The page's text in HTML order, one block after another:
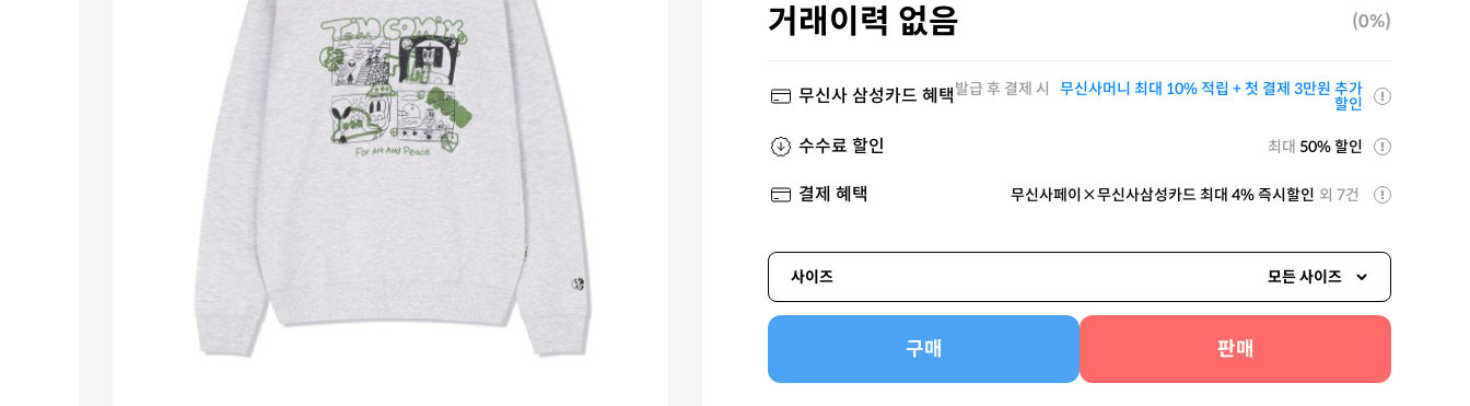
거래이력 없음 (0%)
무신사 삼성카드 혜택발급 후 결제 시 무신사머니 최대 10% 적립 + 첫 결제 3만원 추가
할인
수수료 할인 최대 50% 할인
결제 혜택 무신사페이×무신사삼성카드 최대 4% 즉시할인 외 7건
사이즈 모든 사이즈
구매 판매